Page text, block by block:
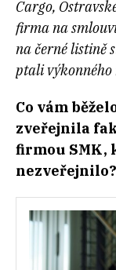
Cargo,
firma na
na černé listině
ptali výkonného
Co vám
zveřejnila
firmou SMK,
nezveřejnilo?